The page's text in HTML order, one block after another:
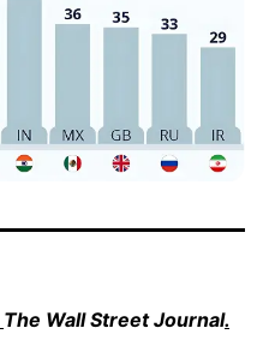
The Wall Street Journal.